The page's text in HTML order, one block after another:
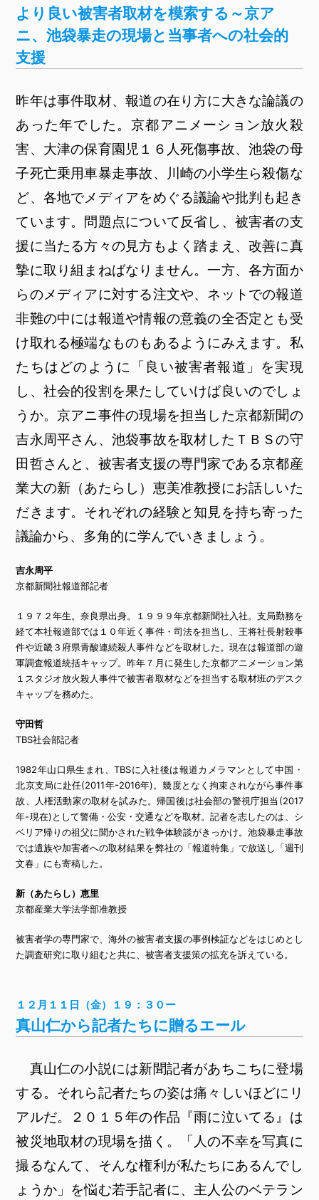
より良い被害者取材を模索する～京ア
ニ、池袋暴走の現場と当事者への社会的
支援
昨年は事件取材、報道の在り方に大きな論議の
あった年でした。京都アニメーション放火殺
害、大津の保育園児１６人死傷事故、池袋の母
子死亡乗用車暴走事故、川崎の小学生ら殺傷な
ど、各地でメディアをめぐる議論や批判も起き
ています。問題点について反省し、被害者の支
援に当たる方々の見方もよく踏まえ、改善に真
摯に取り組まねばなりません。一方、各方面か
らのメディアに対する注文や、ネットでの報道
非難の中には報道や情報の意義の全否定とも受
け取れる極端なものもあるようにみえます。私
たちはどのように「良い被害者報道」を実現
し、社会的役割を果たしていけば良いのでしょ
うか。京アニ事件の現場を担当した京都新聞の
吉永周平さん、池袋事故を取材したＴＢＳの守
田哲さんと、被害者支援の専門家である京都産
業大の新（あたらし）恵美准教授にお話しいた
だきます。それぞれの経験と知見を持ち寄った
議論から、多角的に学んでいきましょう。
吉永周平
京都新聞社報道部記者
１９７２年生。奈良県出身。１９９９年京都新聞社入社。支局勤務を
経て本社報道部では１０年近く事件・司法を担当し、王将社長射殺事
件や近畿３府県青酸連続殺人事件などを取材した。現在は報道部の遊
軍調査報道統括キャップ。昨年７月に発生した京都アニメーション第
１スタジオ放火殺人事件で被害者取材などを担当する取材班のデスク
キャップを務めた。
守田哲
TBS社会部記者
1982年山口県生まれ、TBSに入社後は報道カメラマンとして中国・
北京支局に赴任(2011年-2016年)。幾度となく拘束されながら事件事
故、人権活動家の取材を試みた。帰国後は社会部の警視庁担当(2017
年-現在)として警備・公安・交通などを取材。記者を志したのは、シ
ベリア帰りの祖父に聞かされた戦争体験談がきっかけ。池袋暴走事故
では遺族や加害者への取材結果を弊社の「報道特集」で放送し「週刊
文春」にも寄稿した。
新（あたらし）恵里
京都産業大学法学部准教授
被害者学の専門家で、海外の被害者支援の事例検証などをはじめとし
た調査研究に取り組むと共に、被害者支援策の拡充を訴えている。
１２月１１日（金）１９：３０ー
真山仁から記者たちに贈るエール
真山仁の小説には新聞記者があちこちに登場
する。それら記者たちの姿は痛々しいほどにリ
アルだ。２０１５年の作品『雨に泣いてる』は
被災地取材の現場を描く。「人の不幸を写真に
撮るなんて、そんな権利が私たちにあるんでし
ょうか」を悩む若手記者に、主人公のベテラン